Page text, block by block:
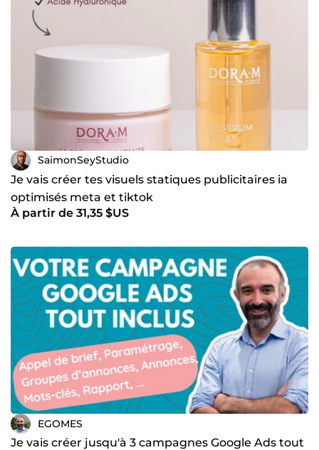
SaimonSeyStudio
Je vais créer tes visuels statiques publicitaires ia
optimisés meta et tiktok
À partir de 31,35 $US
EGOMES
Je vais créer jusqu'à 3 campagnes Google Ads tout